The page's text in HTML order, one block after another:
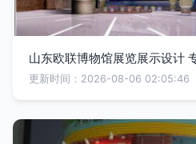
山东欧联博物馆展览展示设计
更新时间：2026-08-06 02:05:46